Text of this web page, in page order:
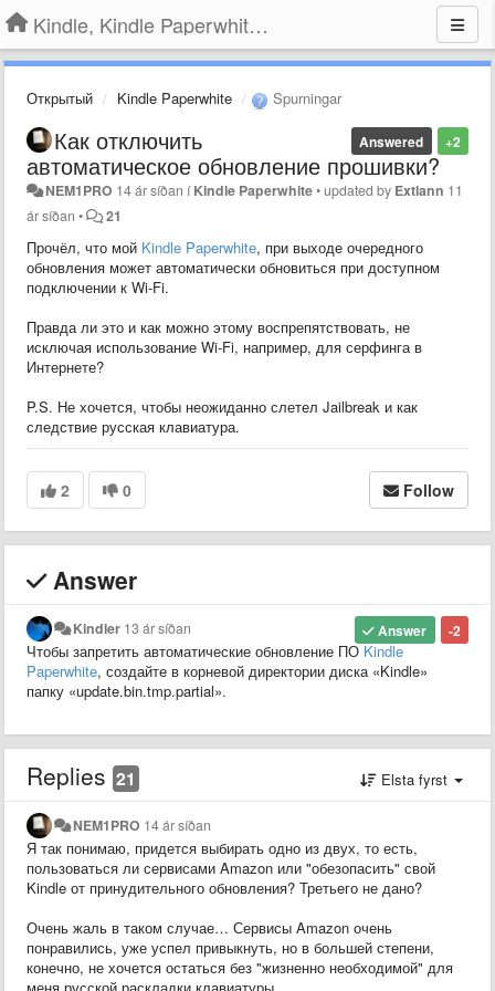
Kindle, Kindle Paperwhite, Kindle Voyage
Открытый Kindle Paperwhite Spurningar
+2
Answered
Как отключить
автоматическое обновление прошивки?
NEM1PRO 14 ár síðan íKindle Paperwhite•updated by Extlann 11
ár síðan • 21
​​Прочёл, что мой Kindle Paperwhite, при выходе очередного
обновления может автоматически обновиться при доступном
подключении к Wi-Fi.
Правда ли это и как можно этому воспрепятствовать, не
исключая использование Wi-Fi, например, для серфинга в
Интернете?
P.S. Не хочется, чтобы неожиданно слетел Jailbreak и как
следствие русская клавиатура.
2 0 Follow
Answer
-2
Answer
Kindler 13 ár síðan
Чтобы запретить автоматические обновление ПОKindle
Paperwhite, создайте в корневой директории диска «Kindle»
папку «update.bin.tmp.partial».
Replies 21 Elsta fyrst
NEM1PRO 14 ár síðan
​​​​​​​​Я так понимаю, придется выбирать одно из двух, то есть,
пользоваться ли сервисами Amazon или "обезопасить" свой
Kindle от принудительного обновления? Третьего не дано?
Очень жаль в таком случае… Сервисы Amazon очень
понравились, уже успел привыкнуть, но в большей степени,
конечно, не хочется остаться без "жизненно необходимой" для
меня русской раскладки клавиатуры.